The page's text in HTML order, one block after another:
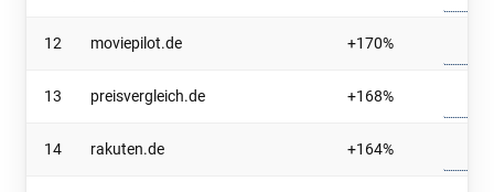
12 moviepilot.de +170%
13 preisvergleich.de +168%
14 rakuten.de +164%